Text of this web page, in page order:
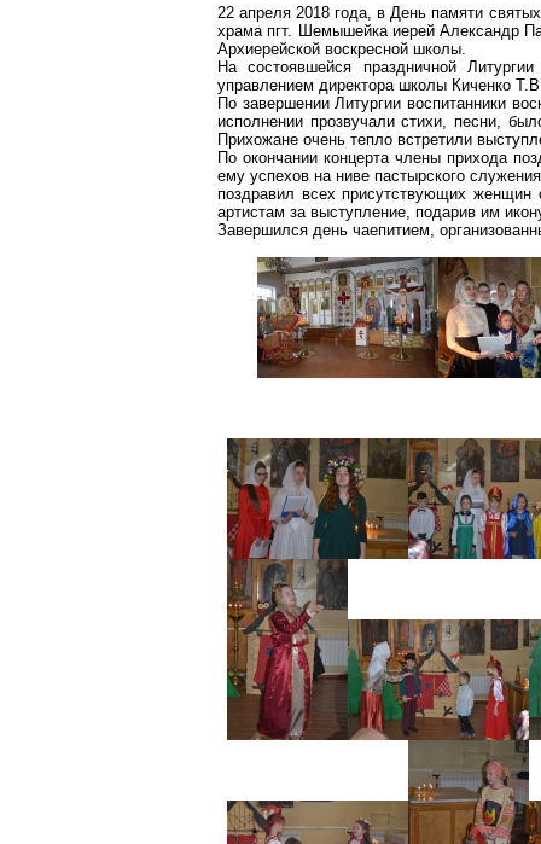
22 апреля 2018 года, в День памяти
храмапгт. Шемышейкаиерей Александр
Архиерейской воскресной школы.
На состоявшейся праздничной
управлением директора школы Киченко
По завершении Литургии воспитанники
исполнении прозвучали стихи, песни,
Прихожане очень тепло встретили
По окончании концерта члены прихода
ему успехов на ниве пастырского
поздравил всех присутствующих
артистам за выступление, подарив им
Завершился день чаепитием,